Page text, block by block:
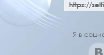
https://
Я в